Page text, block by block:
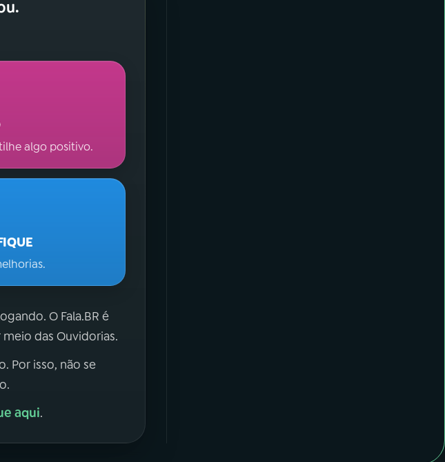
algo positivo.
O Fala.BR é
das Ouvidorias.
Por isso, não se
aqui.